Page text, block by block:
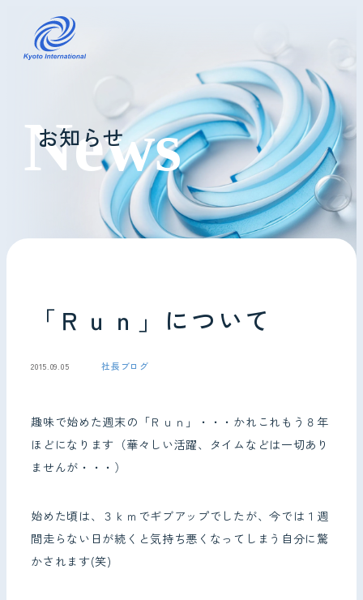
コインランドリーレンタル
ホテル様へ
掃除・メンテナンス
会社情報
お知らせ
「Ｒｕｎ」について
2015.09.05 社長ブログ
趣味で始めた週末の「Ｒｕｎ」・・・かれこれもう８年
ほどになります（華々しい活躍、タイムなどは一切あり
ませんが・・・）
始めた頃は、３ｋｍでギブアップでしたが、今では１週
間走らない日が続くと気持ち悪くなってしまう自分に驚
かされます(笑)